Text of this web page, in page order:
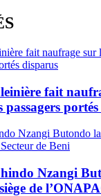
fait
Nzangi
de